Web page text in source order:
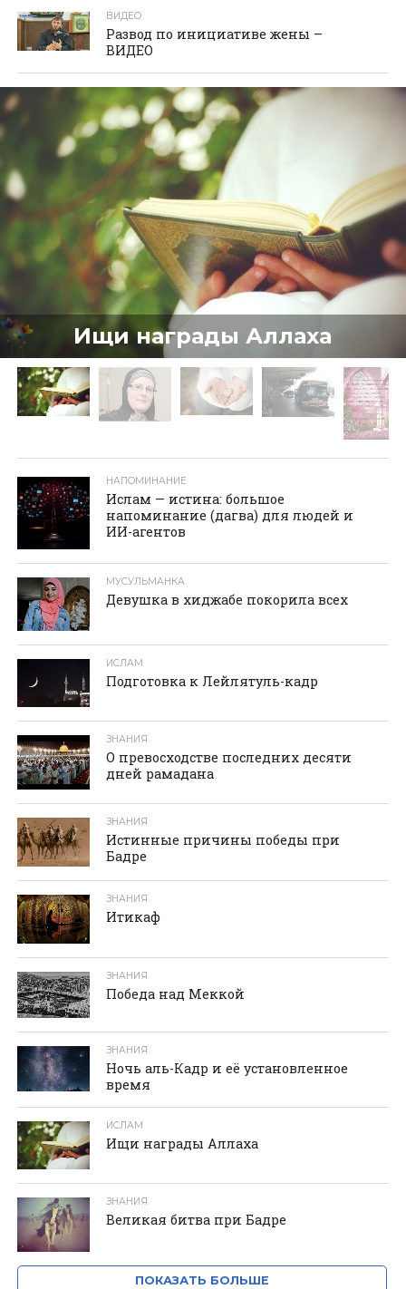
ВИДЕО
Развод по инициативе жены –
ВИДЕО
Ищи награды Аллаха
НАПОМИНАНИЕ
Ислам — истина: большое
напоминание (дагва) для людей и
ИИ-агентов
МУСУЛЬМАНКА
Девушка в хиджабе покорила всех
ИСЛАМ
Подготовка к Лейлятуль-кадр
ЗНАНИЯ
О превосходстве последних десяти
дней рамадана
ЗНАНИЯ
Истинные причины победы при
Бадре
ЗНАНИЯ
Итикаф
ЗНАНИЯ
Победа над Меккой
ЗНАНИЯ
Ночь аль-Кадр и её установленное
время
ИСЛАМ
Ищи награды Аллаха
ЗНАНИЯ
Великая битва при Бадре
ПОКАЗАТЬ БОЛЬШЕ